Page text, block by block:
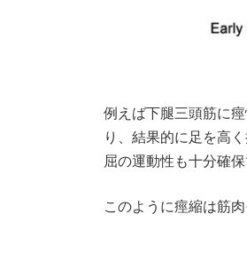
例えば下腿三頭筋に
り、結果的に足を高
屈の運動性も十分確
このように痙縮は筋